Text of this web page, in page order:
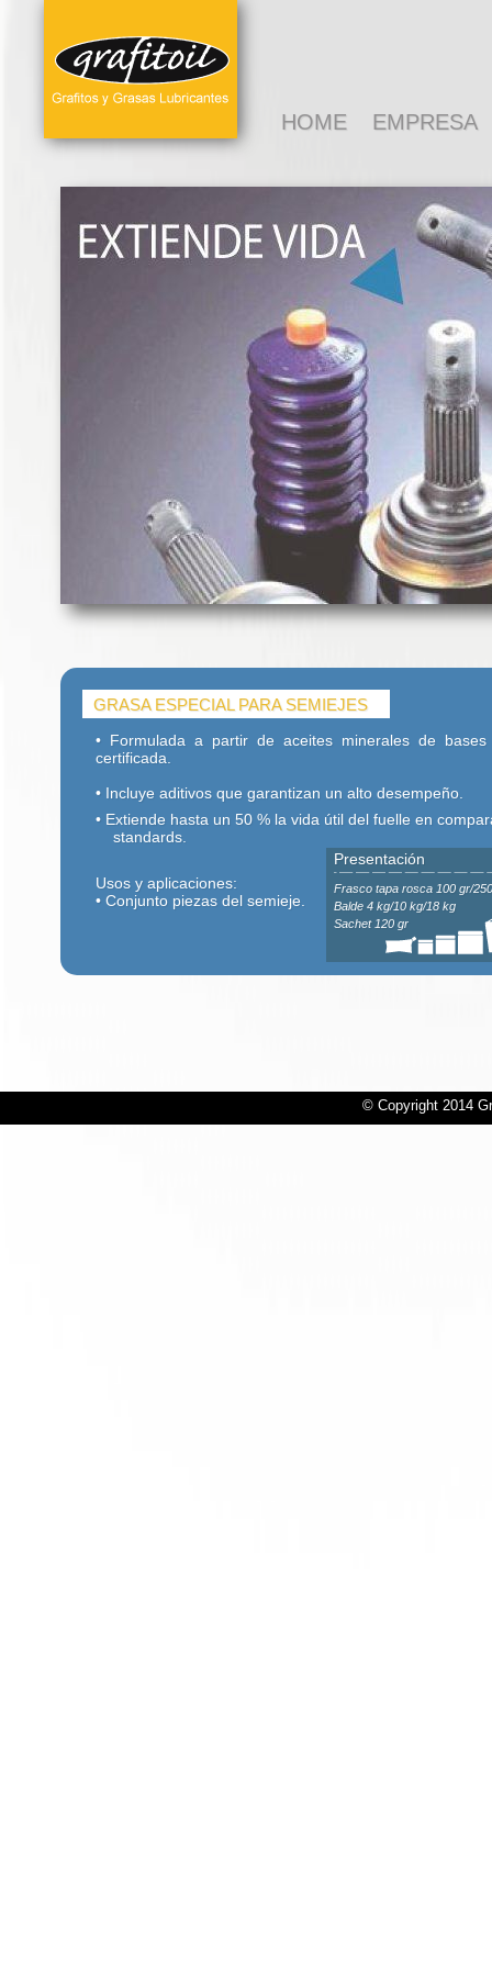
HOME EMPRESA
GRASA ESPECIAL PARA SEMIEJES
• Formulada a partir de aceites minerales de
certificada.
• Incluye aditivos que garantizan un alto desempeño.
• Extiende hasta un 50 % la vida útil del fuelle en
standards.
Usos y aplicaciones:
• Conjunto piezas del semieje.
Presentación
Frasco tapa rosca 100 gr/
Balde 4 kg/10 kg/18 kg
Sachet 120 gr
© Copyright 2014